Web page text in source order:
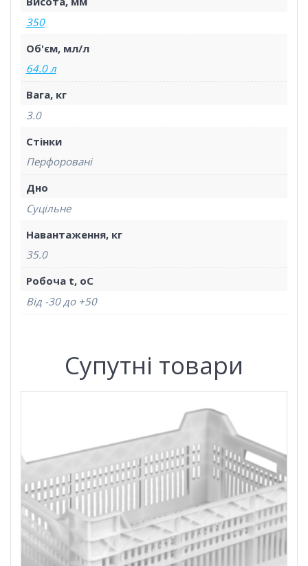
350
Об'єм, мл/л
64.0 л
Вага, кг
3.0
Стінки
Перфоровані
Дно
Суцільне
Навантаження, кг
35.0
Робоча t, oС
Від -30 до +50
Супутні товари